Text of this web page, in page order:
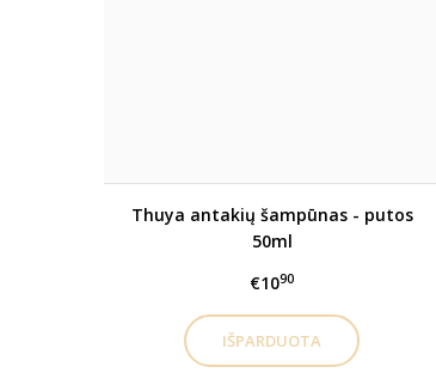
Thuya antakių šampūnas - putos
50ml
€1090